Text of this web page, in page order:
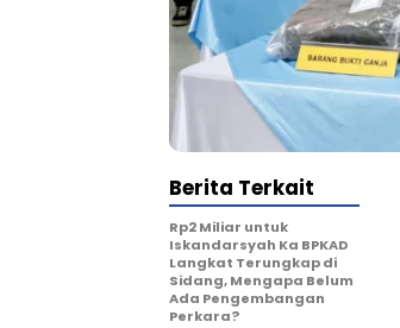
Berita Terkait
Rp2 Miliar untuk
Iskandarsyah Ka BPKAD
Langkat Terungkap di
Sidang, Mengapa Belum
Ada Pengembangan
Perkara?